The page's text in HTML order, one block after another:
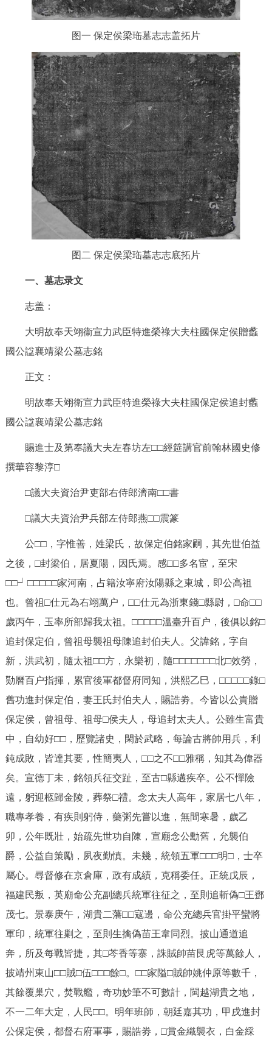
图一 保定侯梁珤墓志志盖拓片
图二 保定侯梁珤墓志志底拓片
一、墓志录文
志盖：
大明故奉天翊衞宣力武臣特進榮祿大夫柱國保定侯贈蠡
國公諡襄靖梁公墓志銘
正文：
明故奉天翊衛宣力武臣特進榮祿大夫柱國保定侯追封蠡
國公諡襄靖梁公墓志銘
賜進士及第奉議大夫左春坊左□□經筵講官前翰林國史修
撰華容黎淳□
□議大夫資治尹吏部右侍郎濟南□□書
□議大夫資治尹兵部左侍郎燕□□震篆
公□□，字惟善，姓梁氏，故保定伯銘家嗣，其先世伯益
之後，□封梁伯，居夏陽，因氏焉。感□□多名宦，至宋
□□┙□□□□□家河南，占籍汝寧府汝陽縣之東城，即公高祖
也。曾祖□仕元為右翊萬户，□□仕元為浙東錢□縣尉，□命□□
歲丙午，玉率所部歸我太祖。□□□□□溫臺升百户，後俱以銘□
追封保定伯，曾祖母襲祖母陳追封伯夫人。父諱銘，字自
新，洪武初，隨太祖□□方，永樂初，隨□□□□□□□北□效勞，
勚曆百户指揮，累官後軍都督府同知，洪熙乙巳，□□□□□錄□
舊功進封保定伯，妻王氏封伯夫人，賜誥劵。今皆以公貴贈
保定侯，曾祖母、祖母□侯夫人，母追封太夫人。公雖生富貴
中，自幼好□□，歷覽諸史，閑於武略，每論古將帥用兵，利
鈍成敗，皆達其要，性簡夷人，□□之不□□雅稱，知其為偉器
矣。宣德丁未，銘領兵征交趾，至古□縣遘疾卒。公不憚險
遠，躬迎柩歸金陵，葬祭□禮。念太夫人高年，家居七八年，
職專孝養，有疾則躬侍，藥粥先嘗以進，無間寒暑，歲乙
卯，公年既壯，始疏先世功自陳，宣廟念公勳舊，允襲伯
爵，公益自策勵，夙夜勤慎。未幾，統領五軍□□□明□，士卒
屬心。尋督修在京倉庫，政有成績，克稱委任。正統戊辰，
福建民叛，英廟命公充副總兵統軍往征之，至則追斬偽□王鄧
茂七。景泰庚午，湖貴二藩□□寇邊，命公充總兵官掛平蠻將
軍印，統軍往剿之，至則生擒偽苗王韋同烈。披山通道追
奔，所及每戰皆捷，其□芩香等寨，誅賊帥苗艮虎等萬餘人，
披靖州東山□□賊□伍□□□餘□。□□家隘□賊帥姚仲原等數千，
其餘覆巢穴，焚戰艦，奇功妙筆不可數計，閩越湖貴之地，
不一二年大定，人民□□。明年班師，朝廷嘉其功，甲戌進封
公保定侯，都督右府軍事，賜誥劵，□賞金織襲衣，白金綵